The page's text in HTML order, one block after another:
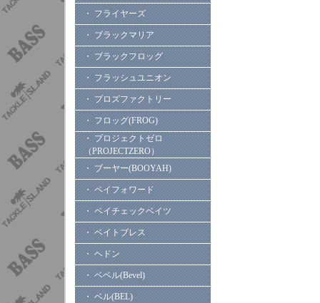
・ フライヤーズ
・ ブラックマリア
・ ブラックフロッグ
・ フラッシュユニオン
・ プロズファクトリー
・ フロッグ(FROG)
・ プロジェクトゼロ
（PROJECTZERO）
・ ブーヤー(BOOYAH)
・ ペイフォワード
・ ペイチェックベイツ
・ ベイトブレス
・ ヘドン
・ ベベル(Bevel)
・ ベル(BEL)